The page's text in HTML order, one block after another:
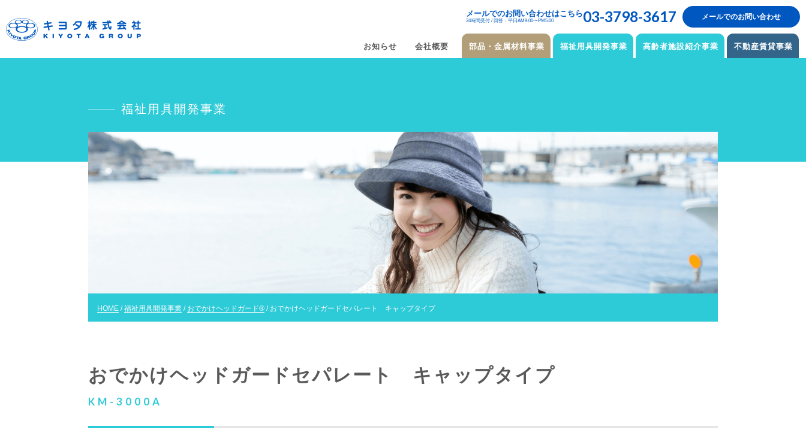
メールでのお問い合わせはこちら
24時間受付 / 回答：平日AM9:00〜PM5:00 03-3798-3617 メールでのお問い合わせ
お知らせ 会社概要 部品・金属材料事業 福祉用具開発事業 高齢者施設紹介事業 不動産賃貸事業
福祉用具開発事業
HOME /福祉用具開発事業 / おでかけヘッドガード® / おでかけヘッドガードセパレート キャップタイプ
おでかけヘッドガードセパレート キャップタイプ
KM-3000A